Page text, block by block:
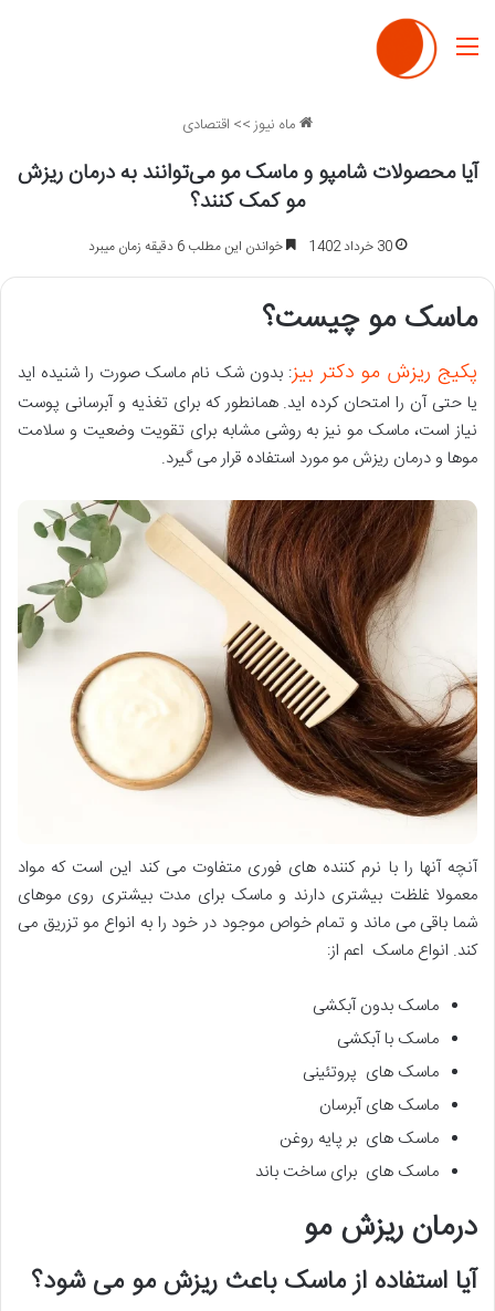
منو
ماه نیوز>> اقتصادی
آیا محصولات شامپو و ماسک مو می‌توانند به درمان ریزش
مو کمک کنند؟
30 خرداد 1402 خواندن این مطلب 6 دقیقه زمان میبرد
ماسک مو چیست؟
پکیج ریزش مو دکتر بیز: بدون شک نام ماسک صورت را شنیده اید
یا حتی آن را امتحان کرده اید. همانطور که برای تغذیه و آبرسانی پوست
نیاز است، ماسک مو نیز به روشی مشابه برای تقویت وضعیت و سلامت
موها و درمان ریزش مو مورد استفاده قرار می گیرد.
آنچه آنها را با نرم کننده های فوری متفاوت می کند این است که مواد
معمولا غلظت بیشتری دارند و ماسک برای مدت بیشتری روی موهای
شما باقی می ماند و تمام خواص موجود در خود را به انواع مو تزریق می
کند. انواع ماسک اعم از:
ماسک بدون آبکشی
ماسک با آبکشی
ماسک های پروتئینی
ماسک های آبرسان
ماسک های بر پایه روغن
ماسک های برای ساخت باند
درمان ریزش مو
آیا استفاده از ماسک باعث ریزش مو می شود؟